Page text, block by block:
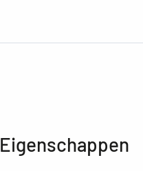
Eigenschappen